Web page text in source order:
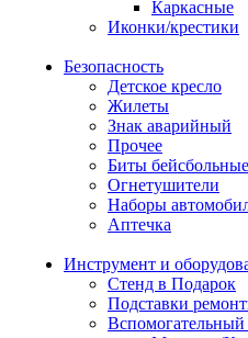
Каркасные
Иконки/крестики
Безопасность
Детское кресло
Жилеты
Знак аварийный
Прочее
Биты бейсбольные
Огнетушители
Наборы
Аптечка
Инструмент и
Стенд в Подарок
Подставки